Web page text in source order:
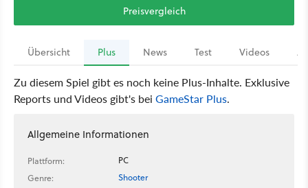
Preisvergleich
Übersicht Plus News Test Videos
Zu diesem Spiel gibt es noch keine Plus-Inhalte. Exklusive
Reports und Videos gibt's bei GameStar Plus.
Allgemeine Informationen
Plattform:
PC
Genre:
Shooter